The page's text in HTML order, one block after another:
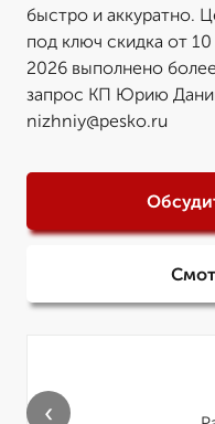
быстро и аккуратно.
под ключ скидка от
2026 выполнено
запрос КП Юрию
nizhniy@pesko.ru
‹